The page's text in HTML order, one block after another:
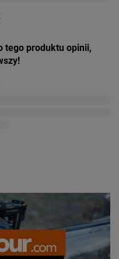
tego produktu opinii,